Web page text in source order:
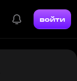
войти